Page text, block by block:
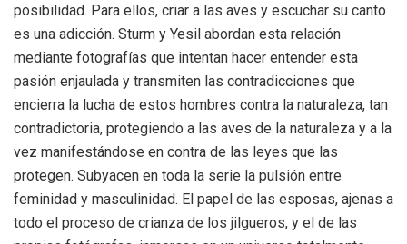
posibilidad. Para ellos, criar a las aves y escuchar su canto
es una adicción. Sturm y Yesil abordan esta relación
mediante fotografías que intentan hacer entender esta
pasión enjaulada y transmiten las contradicciones que
encierra la lucha de estos hombres contra la naturaleza, tan
contradictoria, protegiendo a las aves de la naturaleza y a la
vez manifestándose en contra de las leyes que las
protegen. Subyacen en toda la serie la pulsión entre
feminidad y masculinidad. El papel de las esposas, ajenas a
todo el proceso de crianza de los jilgueros, y el de las